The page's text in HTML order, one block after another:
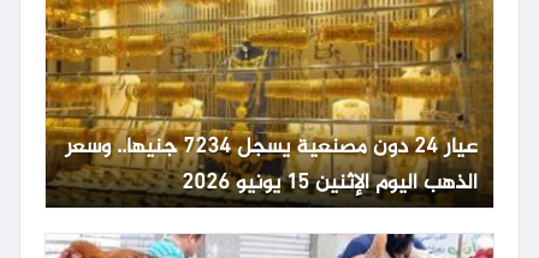
عيار 24 دون مصنعية يسجل 7234 جنيها.. وسعر
الذهب اليوم الإثنين 15 يونيو 2026